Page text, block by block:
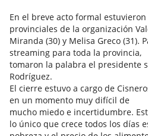
En el breve acto formal
provinciales de la organización
Miranda (30) y Melisa Greco (31).
streaming para toda la provincia,
tomaron la palabra el presidente
Rodríguez.
El cierre estuvo a cargo de
en un momento muy difícil de
mucho miedo e incertidumbre.
lo único que crece todos los días